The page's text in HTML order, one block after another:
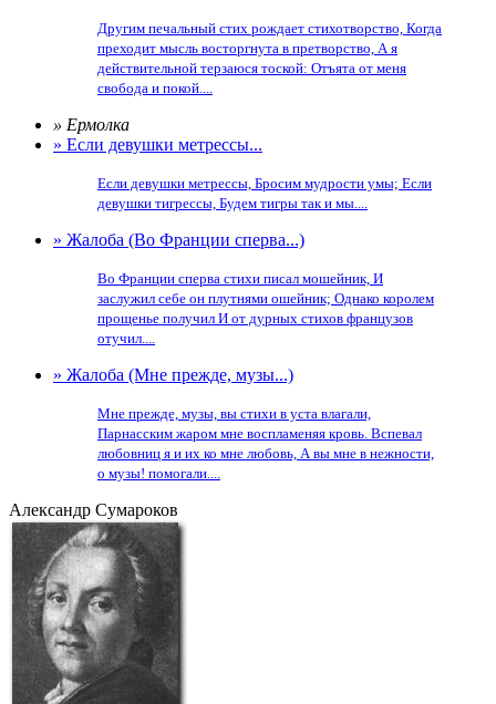
Другим печальный стих рождает стихотворство, Когда
преходит мысль восторгнута в претворство, А я
действительной терзаюся тоской: Отъята от меня
свобода и покой....
» Ермолка
» Если девушки метрессы...
Если девушки метрессы, Бросим мудрости умы; Если
девушки тигрессы, Будем тигры так и мы....
» Жалоба (Во Франции сперва...)
Во Франции сперва стихи писал мошейник, И
заслужил себе он плутнями ошейник; Однако королем
прощенье получил И от дурных стихов французов
отучил....
» Жалоба (Мне прежде, музы...)
Мне прежде, музы, вы стихи в уста влагали,
Парнасским жаром мне воспламеняя кровь. Вспевал
любовниц я и их ко мне любовь, А вы мне в нежности,
о музы! помогали....
Александр Сумароков